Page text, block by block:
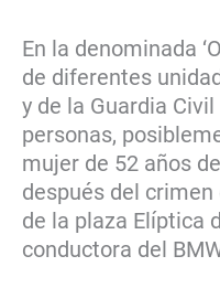
En la denominada
de diferentes
y de la Guardia
personas,
mujer de 52 años
después del
de la plaza Elíptica
conductora del